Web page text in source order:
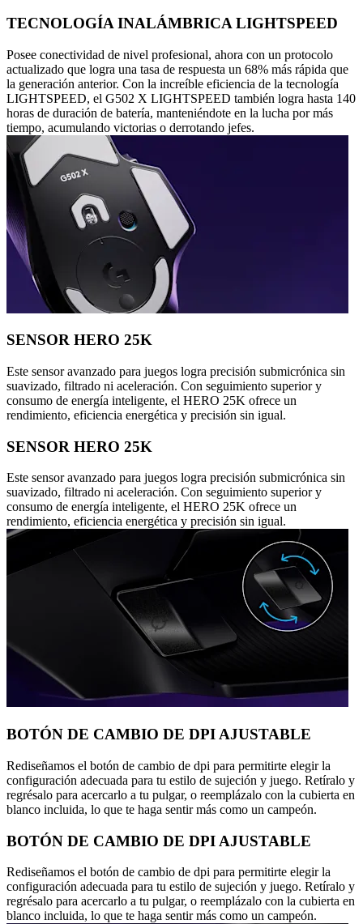
TECNOLOGÍA INALÁMBRICA LIGHTSPEED
Posee conectividad de nivel profesional, ahora con un protocolo
actualizado que logra una tasa de respuesta un 68% más rápida que
la generación anterior. Con la increíble eficiencia de la tecnología
LIGHTSPEED, el G502 X LIGHTSPEED también logra hasta 140
horas de duración de batería, manteniéndote en la lucha por más
tiempo, acumulando victorias o derrotando jefes.
SENSOR HERO 25K
Este sensor avanzado para juegos logra precisión submicrónica sin
suavizado, filtrado ni aceleración. Con seguimiento superior y
consumo de energía inteligente, el HERO 25K ofrece un
rendimiento, eficiencia energética y precisión sin igual.
SENSOR HERO 25K
Este sensor avanzado para juegos logra precisión submicrónica sin
suavizado, filtrado ni aceleración. Con seguimiento superior y
consumo de energía inteligente, el HERO 25K ofrece un
rendimiento, eficiencia energética y precisión sin igual.
BOTÓN DE CAMBIO DE DPI AJUSTABLE
Rediseñamos el botón de cambio de dpi para permitirte elegir la
configuración adecuada para tu estilo de sujeción y juego. Retíralo y
regrésalo para acercarlo a tu pulgar, o reemplázalo con la cubierta en
blanco incluida, lo que te haga sentir más como un campeón.
BOTÓN DE CAMBIO DE DPI AJUSTABLE
Rediseñamos el botón de cambio de dpi para permitirte elegir la
configuración adecuada para tu estilo de sujeción y juego. Retíralo y
regrésalo para acercarlo a tu pulgar, o reemplázalo con la cubierta en
blanco incluida, lo que te haga sentir más como un campeón.